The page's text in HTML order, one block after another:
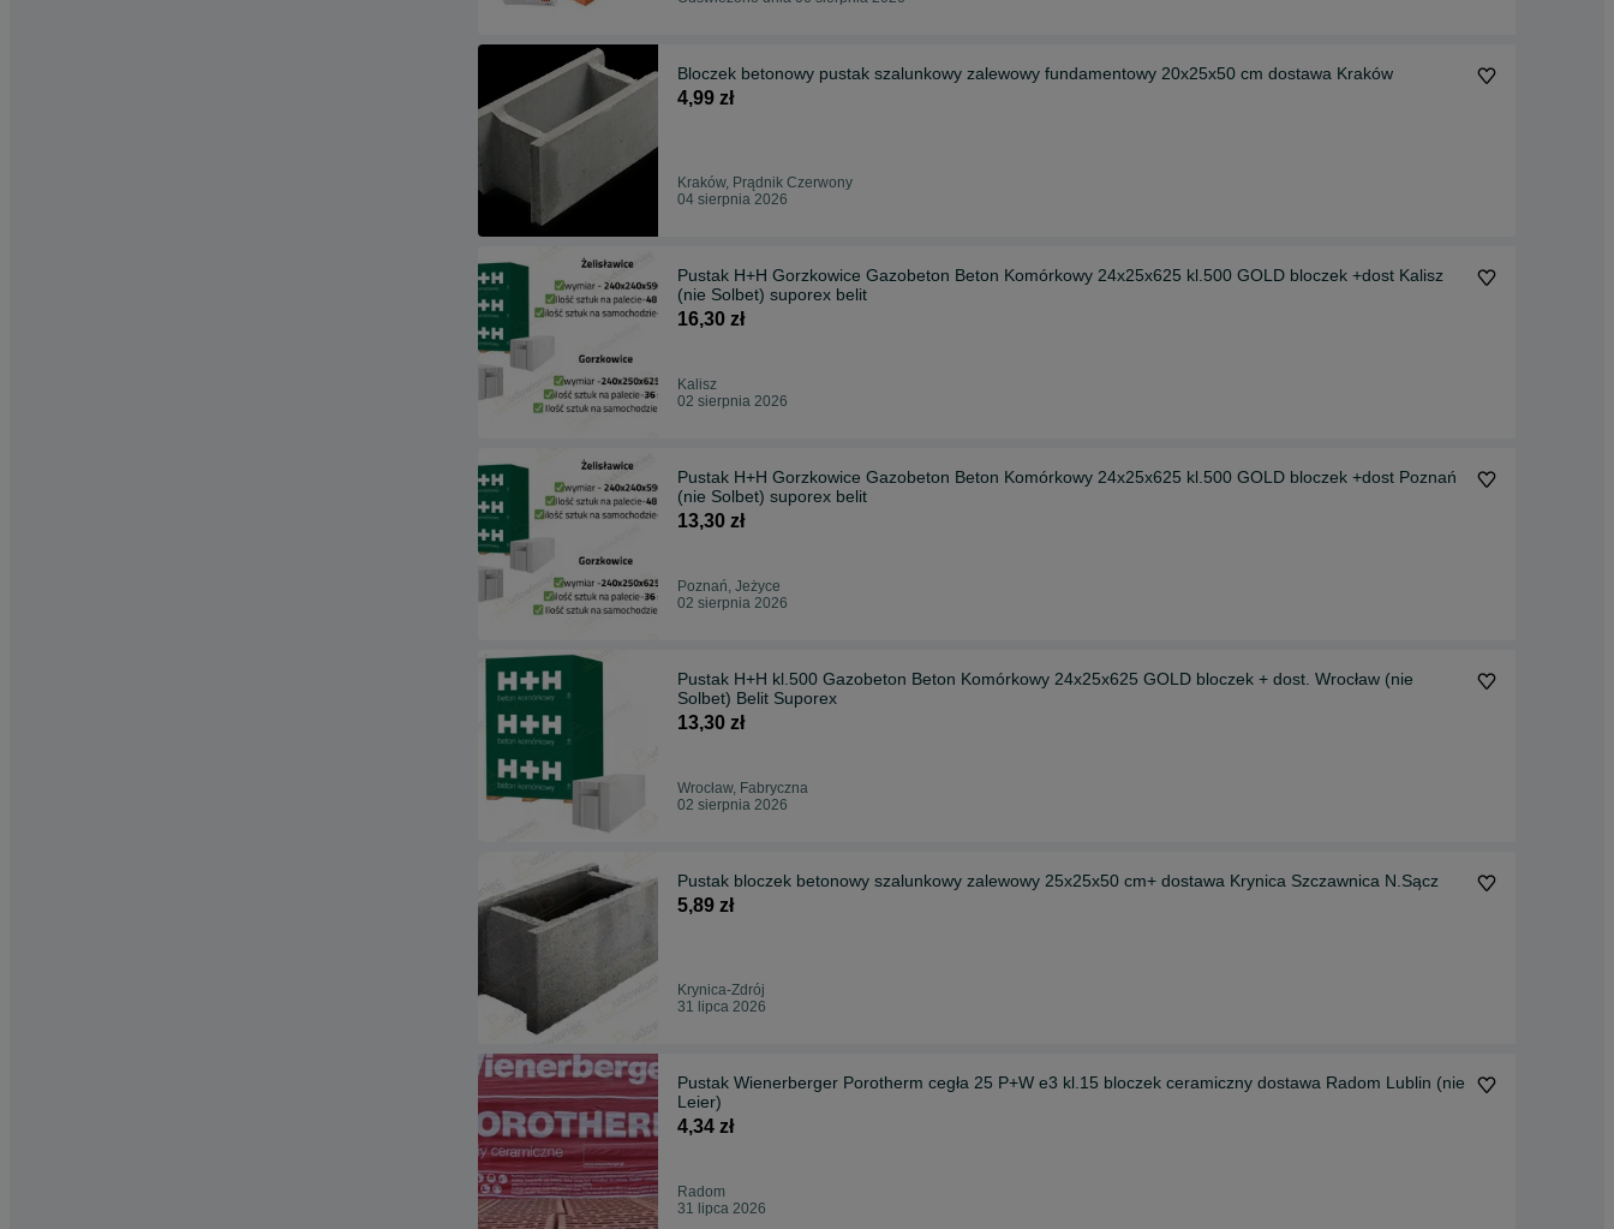
Bloczek betonowy pustak szalunkowy zalewowy fundamentowy 20x25x50 cm dostawa Kraków
4,99 zł
Kraków, Prądnik Czerwony
04 sierpnia 2026
Pustak H+H Gorzkowice Gazobeton Beton Komórkowy 24x25x625 kl.500 GOLD bloczek +dost Kalisz
(nie Solbet) suporex belit
16,30 zł
Kalisz
02 sierpnia 2026
Pustak H+H Gorzkowice Gazobeton Beton Komórkowy 24x25x625 kl.500 GOLD bloczek +dost Poznań
(nie Solbet) suporex belit
13,30 zł
Poznań, Jeżyce
02 sierpnia 2026
Pustak H+H kl.500 Gazobeton Beton Komórkowy 24x25x625 GOLD bloczek + dost. Wrocław (nie
Solbet) Belit Suporex
13,30 zł
Wrocław, Fabryczna
02 sierpnia 2026
Pustak bloczek betonowy szalunkowy zalewowy 25x25x50 cm+ dostawa Krynica Szczawnica N.Sącz
5,89 zł
Krynica-Zdrój
31 lipca 2026
Pustak Wienerberger Porotherm cegła 25 P+W e3 kl.15 bloczek ceramiczny dostawa Radom Lublin (nie
Leier)
4,34 zł
Radom
31 lipca 2026